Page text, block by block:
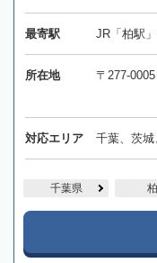
最寄駅 JR「柏駅
所在地 〒277-
対応エリア 千葉、茨城
千葉県